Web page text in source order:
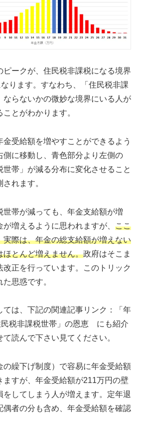
ピークが、住民税非課税になる境界
なります。すなわち、「住民税非課
ならないかの微妙な境界にいる人が
とがわかります。
受給額を増やすことができるよう
側に移動し、青色部分より左側の
世帯」が減る分布に変化させること
れます。
世帯が減っても、年金支給額が増
増えるように思われますが、 ここ
実際は、年金の総支給額が増えない
ほとんど増えません。政府はそこま
改正を行っています。このトリック
思惑です。
ては、下記の関連記事リンク：「年
税非課税世帯」の恩恵 にも紹介
読んで下さい見てください。
の繰下げ制度）で容易に年金受給額
ますが、年金受給額が211万円の壁
をしてしまう人が増えます。定年退
偶者の分も含め、年金受給額を確認